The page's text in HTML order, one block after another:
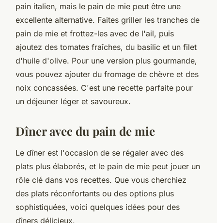
pain italien, mais le pain de mie peut être une
excellente alternative. Faites griller les tranches de
pain de mie et frottez-les avec de l'ail, puis
ajoutez des tomates fraîches, du basilic et un filet
d'huile d'olive. Pour une version plus gourmande,
vous pouvez ajouter du fromage de chèvre et des
noix concassées. C'est une recette parfaite pour
un déjeuner léger et savoureux.
Dîner avec du pain de mie
Le dîner est l'occasion de se régaler avec des
plats plus élaborés, et le pain de mie peut jouer un
rôle clé dans vos recettes. Que vous cherchiez
des plats réconfortants ou des options plus
sophistiquées, voici quelques idées pour des
dîners délicieux.